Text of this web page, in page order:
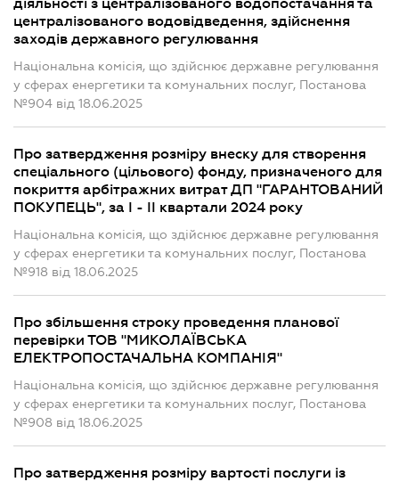
діяльності з централізованого водопостачання та
централізованого водовідведення, здійснення
заходів державного регулювання
Національна комісія, що здійснює державне регулювання
у сферах енергетики та комунальних послуг, Постанова
№904 від 18.06.2025
Про затвердження розміру внеску для створення
спеціального (цільового) фонду, призначеного для
покриття арбітражних витрат ДП "ГАРАНТОВАНИЙ
ПОКУПЕЦЬ", за I - II квартали 2024 року
Національна комісія, що здійснює державне регулювання
у сферах енергетики та комунальних послуг, Постанова
№918 від 18.06.2025
Про збільшення строку проведення планової
перевірки ТОВ "МИКОЛАЇВСЬКА
ЕЛЕКТРОПОСТАЧАЛЬНА КОМПАНІЯ"
Національна комісія, що здійснює державне регулювання
у сферах енергетики та комунальних послуг, Постанова
№908 від 18.06.2025
Про затвердження розміру вартості послуги із